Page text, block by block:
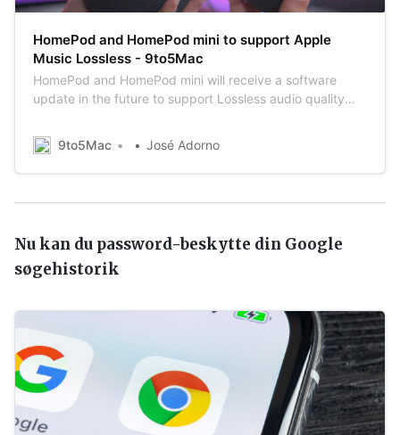
HomePod and HomePod mini to support Apple
Music Lossless - 9to5Mac
HomePod and HomePod mini will receive a software
update in the future to support Lossless audio quality
9to5Mac
José Adorno
Nu kan du password-beskytte din Google
søgehistorik